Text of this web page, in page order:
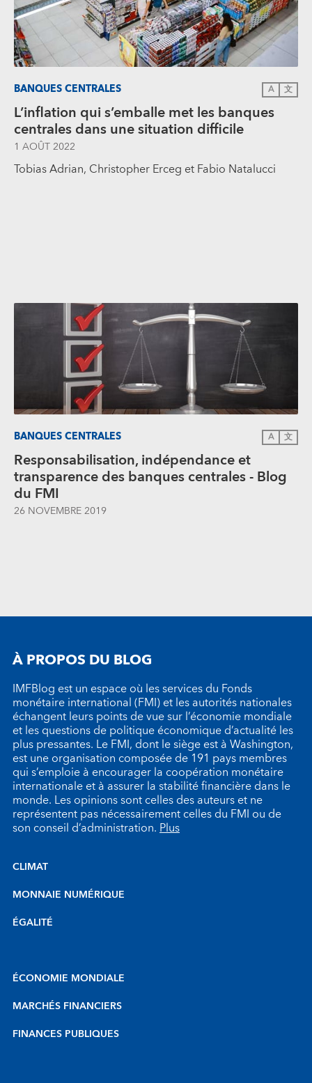
BANQUES CENTRALES A 文
L’inflation qui s’emballe met les banques
centrales dans une situation difficile
1 AOÛT 2022
Tobias Adrian, Christopher Erceg et Fabio Natalucci
BANQUES CENTRALES A 文
Responsabilisation, indépendance et
transparence des banques centrales - Blog
du FMI
26 NOVEMBRE 2019
À PROPOS DU BLOG
IMFBlog est un espace où les services du Fonds
monétaire international (FMI) et les autorités nationales
échangent leurs points de vue sur l’économie mondiale
et les questions de politique économique d’actualité les
plus pressantes. Le FMI, dont le siège est à Washington,
est une organisation composée de 191 pays membres
qui s’emploie à encourager la coopération monétaire
internationale et à assurer la stabilité financière dans le
monde. Les opinions sont celles des auteurs et ne
représentent pas nécessairement celles du FMI ou de
son conseil d’administration.Plus
CLIMAT
MONNAIE NUMÉRIQUE
ÉGALITÉ
ÉCONOMIE MONDIALE
MARCHÉS FINANCIERS
FINANCES PUBLIQUES